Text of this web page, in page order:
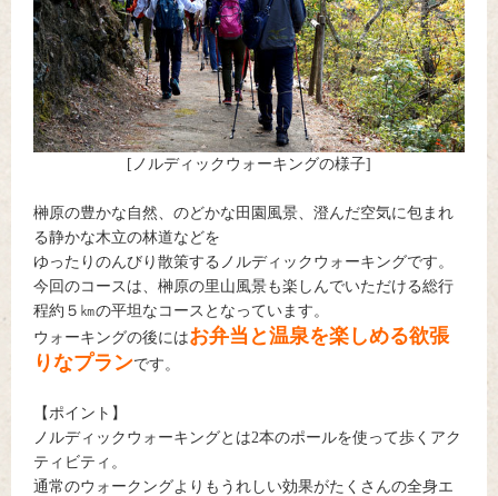
[ノルディックウォーキングの様子]
榊原の豊かな自然、のどかな田園風景、澄んだ空気に包まれ
る静かな木立の林道などを
ゆったりのんびり散策するノルディックウォーキングです。
今回のコースは、榊原の里山風景も楽しんでいただける総行
程約５㎞の平坦なコースとなっています。
ウォーキングの後にはお弁当と温泉を楽しめる欲張
りなプランです。
【ポイント】
ノルディックウォーキングとは2本のポールを使って歩くアク
ティビティ。
通常のウォークングよりもうれしい効果がたくさんの全身エ